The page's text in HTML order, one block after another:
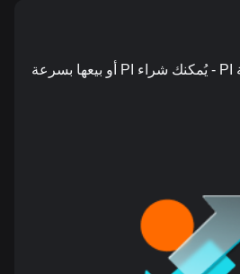
منصة Bitget تُدرج عملة PI - يُمكنك شراء PI أو بيعها بسرعة